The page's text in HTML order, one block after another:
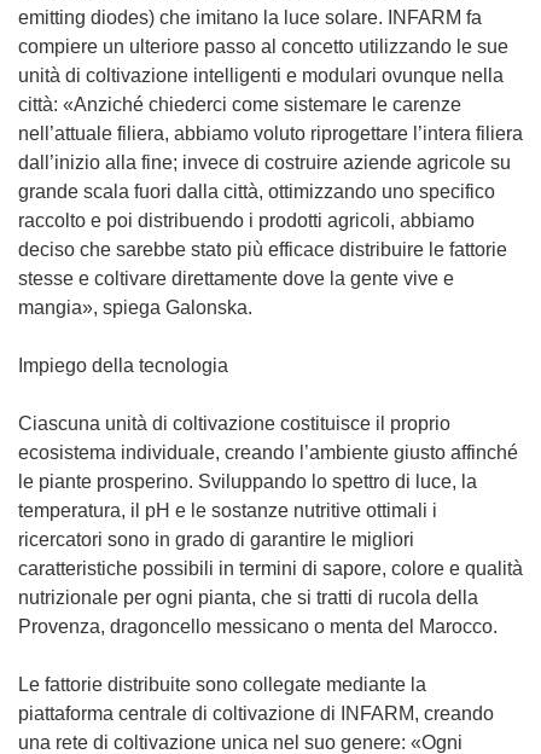
f
i
n
e
s
t
r
a
)
emitting diodes) che imitano la luce solare. INFARM fa
compiere un ulteriore passo al concetto utilizzando le sue
unità di coltivazione intelligenti e modulari ovunque nella
città: «Anziché chiederci come sistemare le carenze
nell’attuale filiera, abbiamo voluto riprogettare l’intera filiera
dall’inizio alla fine; invece di costruire aziende agricole su
grande scala fuori dalla città, ottimizzando uno specifico
raccolto e poi distribuendo i prodotti agricoli, abbiamo
deciso che sarebbe stato più efficace distribuire le fattorie
stesse e coltivare direttamente dove la gente vive e
mangia», spiega Galonska.
Impiego della tecnologia
Ciascuna unità di coltivazione costituisce il proprio
ecosistema individuale, creando l’ambiente giusto affinché
le piante prosperino. Sviluppando lo spettro di luce, la
temperatura, il pH e le sostanze nutritive ottimali i
ricercatori sono in grado di garantire le migliori
caratteristiche possibili in termini di sapore, colore e qualità
nutrizionale per ogni pianta, che si tratti di rucola della
Provenza, dragoncello messicano o menta del Marocco.
Le fattorie distribuite sono collegate mediante la
piattaforma centrale di coltivazione di INFARM, creando
una rete di coltivazione unica nel suo genere: «Ogni